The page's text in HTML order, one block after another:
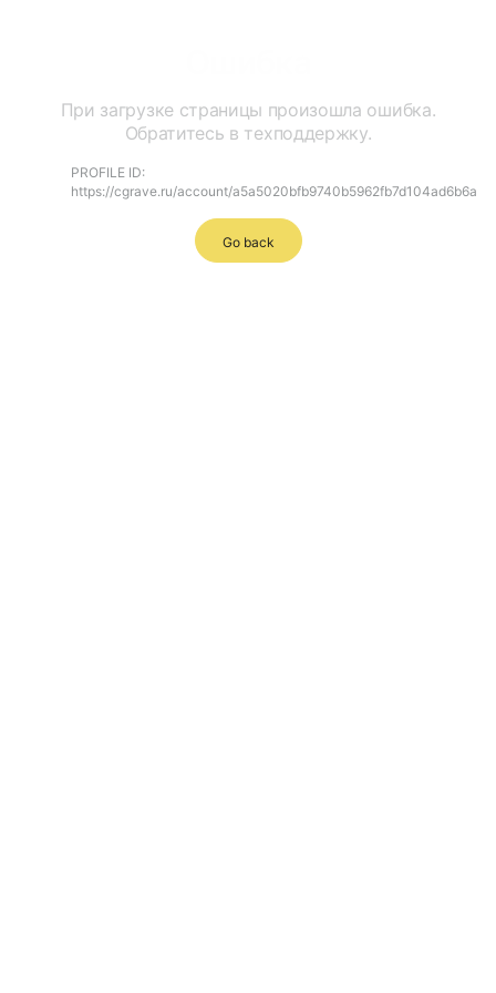
При загрузке страницы произошла ошибка.
Обратитесь в техподдержку.
PROFILE ID:
https://cgrave.ru/account/a5a5020bfb9740b5962fb7d104ad6b6a
Go back